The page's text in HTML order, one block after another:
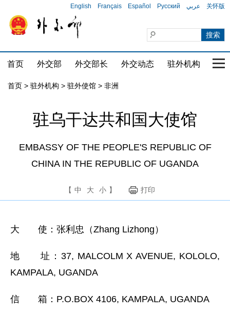
English Français Español Русский عربي 关怀版
首页 外交部 外交部长 外交动态 驻外机构 国
首页 > 驻外机构 > 驻外使馆 > 非洲
驻乌干达共和国大使馆
EMBASSY OF THE PEOPLE'S REPUBLIC OF
CHINA IN THE REPUBLIC OF UGANDA
【 中 大 小 】 打印
大 使：张利忠（Zhang Lizhong）
地 址：37, MALCOLM X AVENUE, KOLOLO,
KAMPALA, UGANDA
信 箱：P.O.BOX 4106, KAMPALA, UGANDA